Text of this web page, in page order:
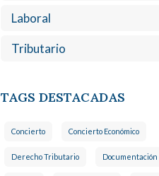
Laboral
Tributario
TAGS DESTACADAS
Concierto Concierto Económico
Derecho Tributario Documentación